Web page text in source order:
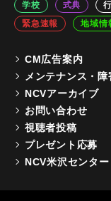
学校
式典
緊急速報
地域情
CM広告案内
メンテナンス・障
NCVアーカイブ
お問い合わせ
視聴者投稿
プレゼント応募
NCV米沢センター